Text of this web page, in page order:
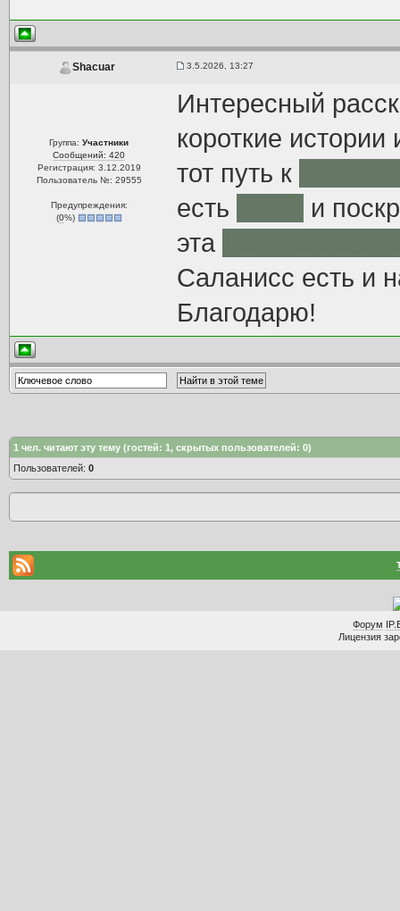
Shacuar 3.5.2026, 13:27
Группа:Участники
Сообщений: 420
Регистрация: 3.12.2019
Пользователь №: 29555
Предупреждения:
(0%)
Интересный
короткие
тот путь к
есть
и
эта
Саланисс есть и
Благодарю!
1 чел. читают эту тему (гостей: 1, скрытых пользователей: 0)
Пользователей: 0
Форум
Лицензия